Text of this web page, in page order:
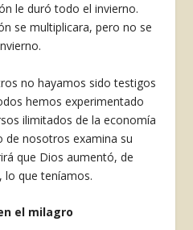
le duró todo el invierno.
se multiplicara, pero no se
no hayamos sido testigos
hemos experimentado
ilimita­dos de la economía
de nosotros examina su
que Dios aumentó, de
lo que teníamos.
el milagro